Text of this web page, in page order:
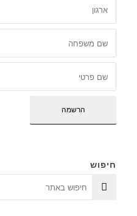
חיפוש